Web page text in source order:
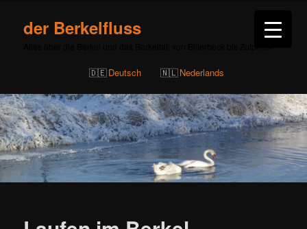
der Berkelfluss
Deutsch Nederlands